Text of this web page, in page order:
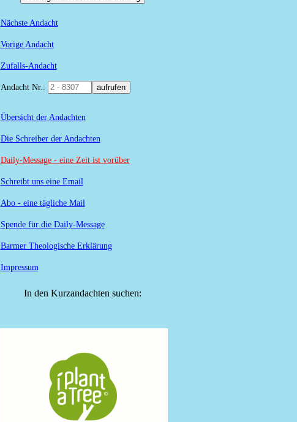
Nächste Andacht
Vorige Andacht
Zufalls-Andacht
Andacht Nr.: aufrufen
Übersicht der Andachten
Die Schreiber der Andachten
Daily-Message - eine Zeit ist vorüber
Schreibt uns eine Email
Abo - eine tägliche Mail
Spende für die Daily-Message
Barmer Theologische Erklärung
Impressum
In den Kurzandachten suchen: